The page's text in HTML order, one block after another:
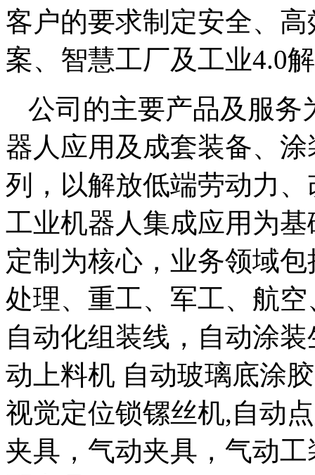
客户的要求制定安全、
案、智慧工厂及工业4.0
公司的主要产品及服务
器人应用及成套装备、
列，以解放低端劳动力
工业机器人集成应用为
定制为核心，业务领域包
处理、重工、军工、航
自动化组装线，自动涂
动上料机 自动玻璃底涂
视觉定位锁镙丝机,自动
夹具，气动夹具，气动